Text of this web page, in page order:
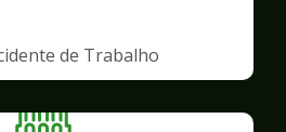
de Trabalho